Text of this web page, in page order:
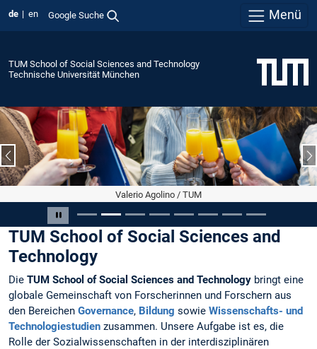
de en Google Suche Menü
TUM School of Social Sciences and Technology
Technische Universität München
Carousel pausieren
Valerio Agolino / TUM
Vorheriger Slide
Slide 2 von 8
TUM School of Social Sciences and
Technology
Die TUM School of Social Sciences and Technology bringt eine
globale Gemeinschaft von Forscherinnen und Forschern aus
den Bereichen Governance, Bildung sowie Wissenschafts- und
Technologiestudien zusammen. Unsere Aufgabe ist es, die
Rolle der Sozialwissenschaften in der interdisziplinären